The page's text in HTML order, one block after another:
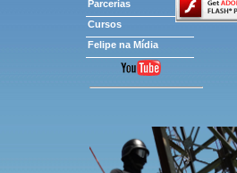
Parcerias
Cursos
Felipe na Mídia